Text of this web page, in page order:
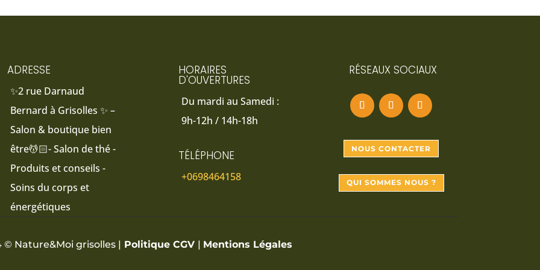
ADRESSE
✨2 rue Darnaud
Bernard à Grisolles ✨ –
Salon & boutique bien
être💆🏻- Salon de thé -
Produits et conseils -
Soins du corps et
énergétiques
HORAIRES
D'OUVERTURES
Du mardi au Samedi :
9h-12h / 14h-18h
TÉLÉPHONE
+0698464158
RÉSEAUX SOCIAUX
NOUS CONTACTER
QUI SOMMES NOUS ?
© Nature&Moi grisolles | Politique CGV | Mentions Légales